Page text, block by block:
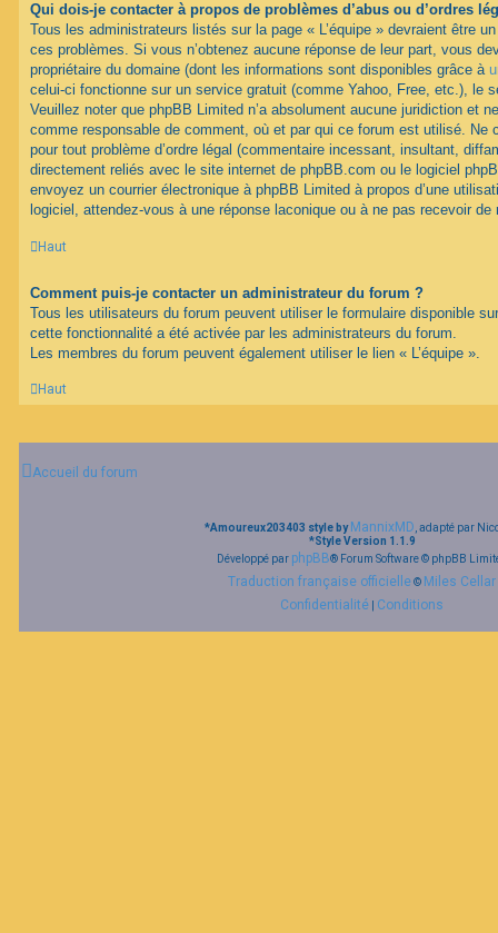
Qui dois-je contacter à propos de problèmes d’abus ou d’ordres
Tous les administrateurs listés sur la page « L’équipe » devraient être
ces problèmes. Si vous n’obtenez aucune réponse de leur part, vous
propriétaire du domaine (dont les informations sont disponibles grâce à
celui-ci fonctionne sur un service gratuit (comme Yahoo, Free, etc.), le
Veuillez noter que phpBB Limited n’a absolument aucune juridiction et
comme responsable de comment, où et par qui ce forum est utilisé. Ne
pour tout problème d’ordre légal (commentaire incessant, insultant,
directement reliés avec le site internet de phpBB.com ou le logiciel
envoyez un courrier électronique à phpBB Limited à propos d’une
logiciel, attendez-vous à une réponse laconique ou à ne pas recevoir de
Haut
Comment puis-je contacter un administrateur du forum ?
Tous les utilisateurs du forum peuvent utiliser le formulaire disponible
cette fonctionnalité a été activée par les administrateurs du forum.
Les membres du forum peuvent également utiliser le lien « L’équipe ».
Haut
Accueil du forum
*Amoureux203403 style by MannixMD, adapté par
*Style Version 1.1.9
Développé par phpBB® Forum Software © phpBB
Traduction française officielle© Miles Cellar
Confidentialité Conditions